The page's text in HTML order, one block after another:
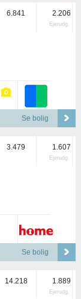
6.841 2.206
Ejerudg.
Se bolig
3.479 1.607
Ejerudg.
Se bolig
14.218 1.889
Ejerudg.